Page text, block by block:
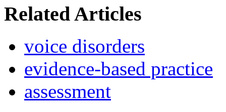
Related Articles
voice disorders
evidence-based practice
assessment